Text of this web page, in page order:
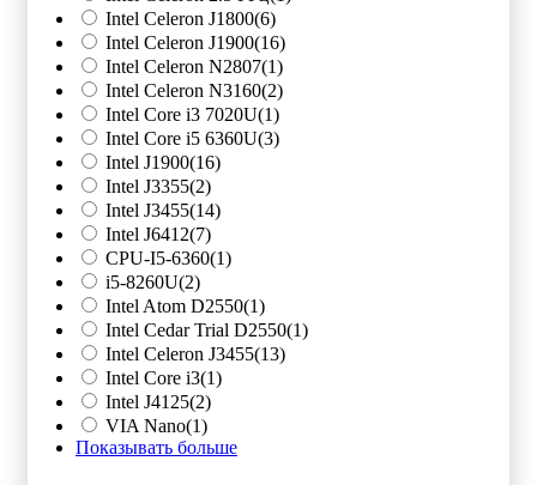
Intel Celeron J1800(6)
Intel Celeron J1900(16)
Intel Celeron N2807(1)
Intel Celeron N3160(2)
Intel Core i3 7020U(1)
Intel Core i5 6360U(3)
Intel J1900(16)
Intel J3355(2)
Intel J3455(14)
Intel J6412(7)
CPU-I5-6360(1)
i5-8260U(2)
Intel Atom D2550(1)
Intel Cedar Trial D2550(1)
Intel Celeron J3455(13)
Intel Core i3(1)
Intel J4125(2)
VIA Nano(1)
Показывать больше